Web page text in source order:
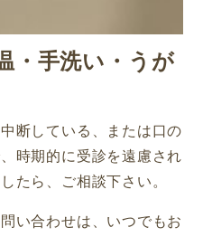
・手洗い・うが
断している、または口の
時期的に受診を遠慮され
たら、ご相談下さい。
い合わせは、いつでもお